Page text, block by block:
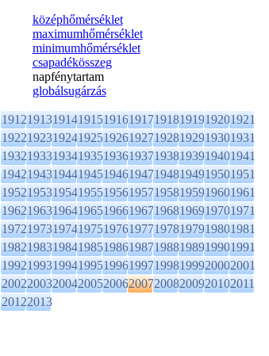
középhőmérséklet
maximumhőmérséklet
minimumhőmérséklet
csapadékösszeg
napfénytartam
globálsugárzás
1912191319141915191619171918191919201921
1922192319241925192619271928192919301931
1932193319341935193619371938193919401941
1942194319441945194619471948194919501951
1952195319541955195619571958195919601961
1962196319641965196619671968196919701971
1972197319741975197619771978197919801981
1982198319841985198619871988198919901991
1992199319941995199619971998199920002001
2002200320042005200620072008200920102011
20122013